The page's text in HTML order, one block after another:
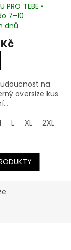
5XL
PRO TEBE •
7–10
dnů
na
oversize kus
L XL 2XL